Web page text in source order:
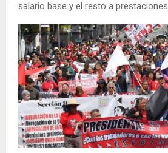
salario base y el resto a